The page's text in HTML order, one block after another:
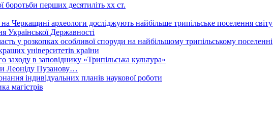
боротьби перших десятиліть хх ст.
Черкащині археологи досліджують найбільше трипільське поселення світу
Державності
у розкопках особливої споруди на найбільшому трипільському поселенні
університетів країни
в заповіднику «Трипільська культура»
Леоніду Пузанову…
індивідуальних планів наукової роботи
магістрів